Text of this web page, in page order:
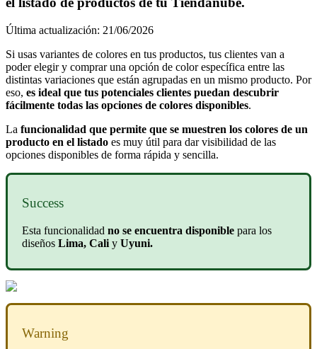
Última actualización: 21/06/2026
Si usas variantes de colores en tus productos, tus clientes van a
poder elegir y comprar una opción de color específica entre las
distintas variaciones que están agrupadas en un mismo producto. Por
eso, es ideal que tus potenciales clientes puedan descubrir
fácilmente todas las opciones de colores disponibles.
La funcionalidad que permite que se muestren los colores de un
producto en el listado es muy útil para dar visibilidad de las
opciones disponibles de forma rápida y sencilla.
Success
Esta funcionalidad no se encuentra disponible para los
diseños Lima, Cali y Uyuni.
Warning